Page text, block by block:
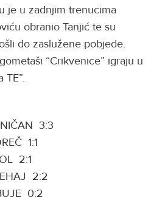
je u zadnjim trenucima
obranio Tanjić te su
do zaslužene pobjede.
“Crikvenice” igraju u
TE”.
3:3
1:1
2:1
2:2
0:2